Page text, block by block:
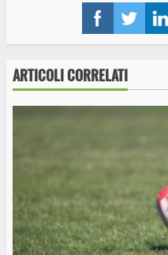
Facebook
ARTICOLI CORRELATI